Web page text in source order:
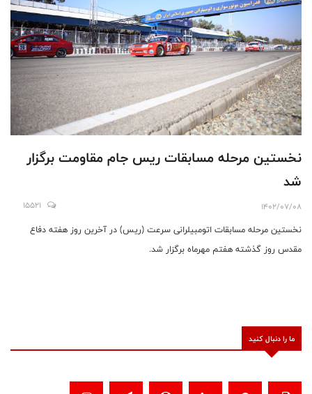
نخستین مرحله مسابقات ریس جام مقاومت برگزار
شد
1402/07/08
15521
نخستین مرحله مسابقات اتومبیلرانی سرعت (ریس) در آخرین روز هفته دفاع
مقدس روز گذشته هفتم مهرماه برگزار شد.
ما را دنبال کنید